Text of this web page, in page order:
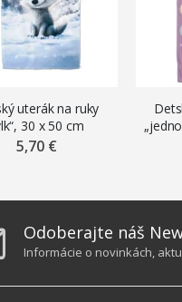
uterák na ruky
30 x 50 cm
5,70 €
Odoberajte náš
Informácie o novinkách,